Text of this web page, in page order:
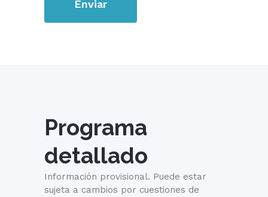
Programa
detallado
Información provisional. Puede estar
sujeta a cambios por cuestiones de